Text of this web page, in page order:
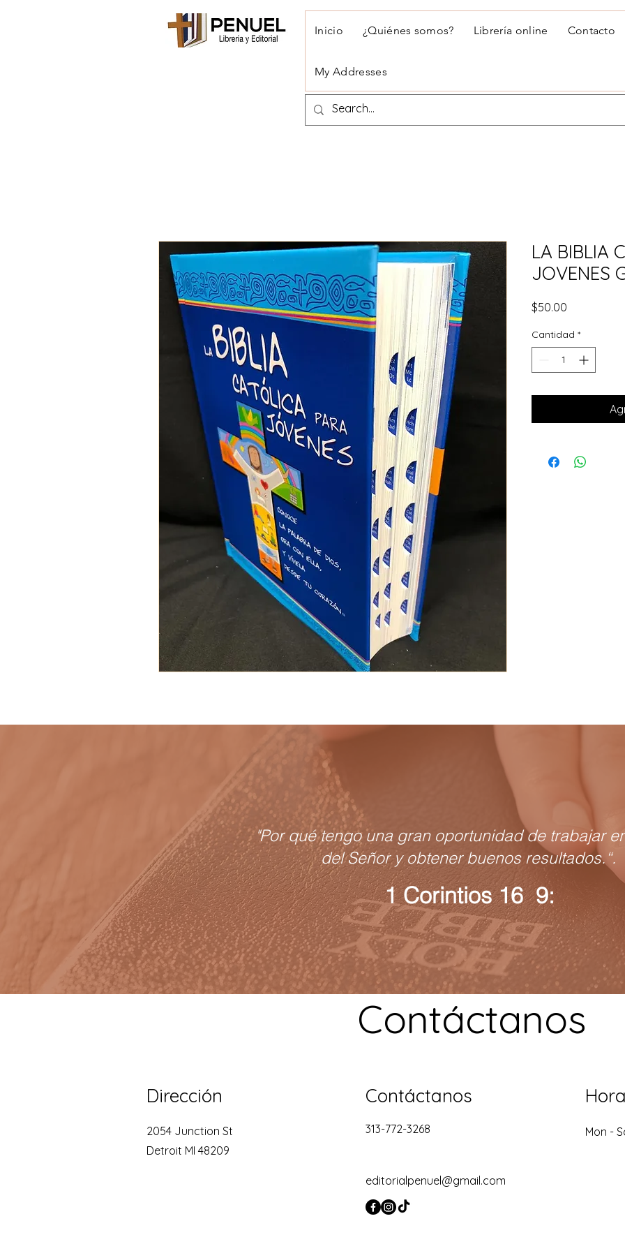
Inicio ¿Quiénes somos? Librería online Contacto
My Addresses
LA BIBLIA
JOVENES
$50.00
Cantidad *
1 Corintios 16 9:
"Por qué tengo una gran oportunidad de trabajar
del Señor y obtener buenos resultados.“.
Contáctanos
Dirección
2054 Junction St
Detroit MI 48209
Contáctanos
313-772-3268 Mon -
editorialpenuel@gmail.com